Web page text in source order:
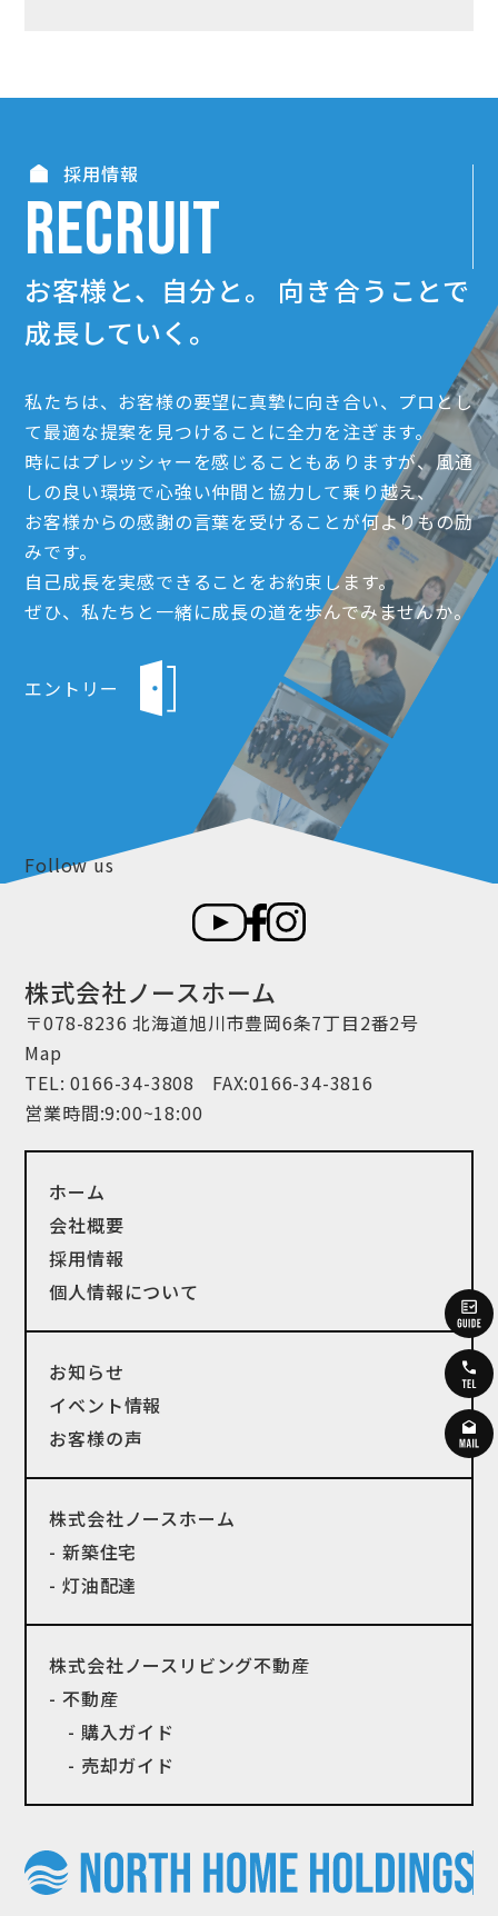
採用情報
RECRUIT
お客様と、自分と。
向き合うことで
成長していく。
私たちは、お客様の要望に真摯に向き合い、プロとし
て最適な提案を見つけることに全力を注ぎます。
時にはプレッシャーを感じることもありますが、風通
しの良い環境で心強い仲間と協力して乗り越え、
お客様からの感謝の言葉を受けることが何よりもの励
みです。
自己成長を実感できることをお約束します。
ぜひ、私たちと一緒に成長の道を歩んでみませんか。
エントリー
Follow us
ホーム
会社概要
採用情報
個人情報について
お知らせ
イベント情報
お客様の声
株式会社ノースホーム
- 新築住宅
- 灯油配達
株式会社ノースリビング不動産
- 不動産
- 購入ガイド
- 売却ガイド
株式会社ノースホーム
〒078-8236 北海道旭川市豊岡6条7丁目2番2号
Map
TEL:0166-34-3808
FAX:0166-34-3816
営業時間:9:00~18:00